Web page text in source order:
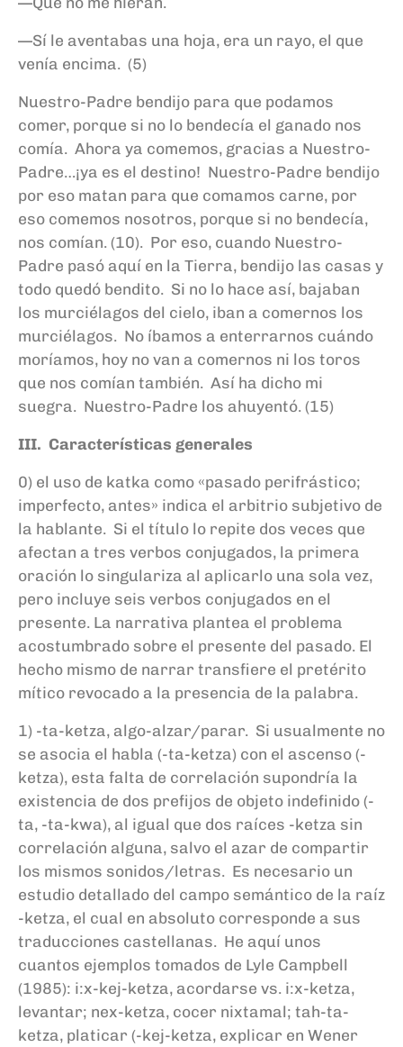
—Sí le aventabas una hoja, era un rayo, el que
venía encima. (5)
Nuestro-Padre bendijo para que podamos
comer, porque si no lo bendecía el ganado nos
comía. Ahora ya comemos, gracias a Nuestro-
Padre…¡ya es el destino! Nuestro-Padre bendijo
por eso matan para que comamos carne, por
eso comemos nosotros, porque si no bendecía,
nos comían. (10). Por eso, cuando Nuestro-
Padre pasó aquí en la Tierra, bendijo las casas y
todo quedó bendito. Si no lo hace así, bajaban
los murciélagos del cielo, iban a comernos los
murciélagos. No íbamos a enterrarnos cuándo
moríamos, hoy no van a comernos ni los toros
que nos comían también. Así ha dicho mi
suegra. Nuestro-Padre los ahuyentó. (15)
III. Características generales
0) el uso de katka como «pasado perifrástico;
imperfecto, antes» indica el arbitrio subjetivo de
la hablante. Si el título lo repite dos veces que
afectan a tres verbos conjugados, la primera
oración lo singulariza al aplicarlo una sola vez,
pero incluye seis verbos conjugados en el
presente. La narrativa plantea el problema
acostumbrado sobre el presente del pasado. El
hecho mismo de narrar transfiere el pretérito
mítico revocado a la presencia de la palabra.
1) -ta-ketza, algo-alzar/parar. Si usualmente no
se asocia el habla (-ta-ketza) con el ascenso (-
ketza), esta falta de correlación supondría la
existencia de dos prefijos de objeto indefinido (-
ta, -ta-kwa), al igual que dos raíces -ketza sin
correlación alguna, salvo el azar de compartir
los mismos sonidos/letras. Es necesario un
estudio detallado del campo semántico de la raíz
-ketza, el cual en absoluto corresponde a sus
traducciones castellanas. He aquí unos
cuantos ejemplos tomados de Lyle Campbell
(1985): i:x-kej-ketza, acordarse vs. i:x-ketza,
levantar; nex-ketza, cocer nixtamal; tah-ta-
ketza, platicar (-kej-ketza, explicar en Wener